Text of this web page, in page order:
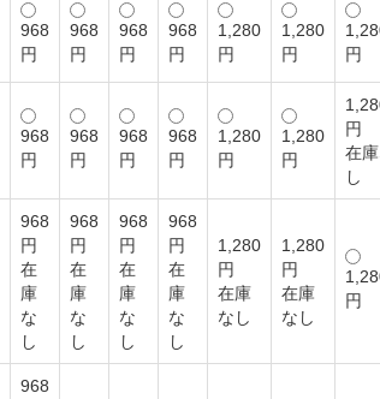
968
円
968
円
968
円
968
円
1,280
円
1,280
円
円
968
円
968
円
968
円
968
円
1,280
円
1,280
円
円
在
し
968
円
在
庫
な
し
968
円
在
庫
な
し
968
円
在
庫
な
し
968
円
在
庫
な
し
1,280
円
在庫
なし
1,280
円
在庫
なし
円
968